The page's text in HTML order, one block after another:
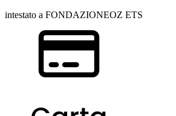
intestato a FONDAZIONEOZ ETS